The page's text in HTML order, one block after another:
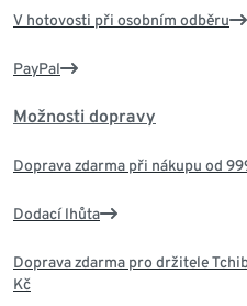
V hotovosti při osobním odběru
PayPal
Možnosti dopravy
Doprava zdarma při nákupu od
Dodací lhůta
Doprava zdarma pro držitele
Kč